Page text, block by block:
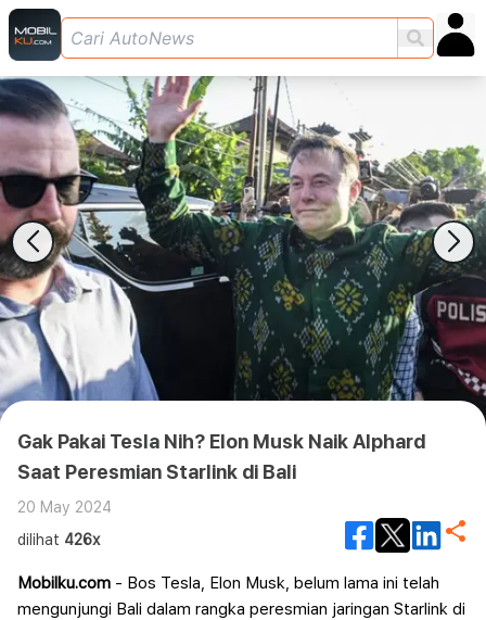
Gak Pakai Tesla Nih? Elon Musk Naik Alphard
Saat Peresmian Starlink di Bali
20 May 2024
dilihat 426x
Mobilku.com - Bos Tesla, Elon Musk, belum lama ini telah
mengunjungi Bali dalam rangka peresmian jaringan Starlink di